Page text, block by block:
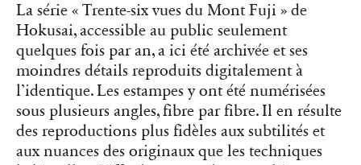
La série « Trente-six vues du Mont Fuji » de
Hokusai, accessible au public seulement
quelques fois par an, a ici été archivée et ses
moindres détails reproduits digitalement à
l’identique. Les estampes y ont été numérisées
sous plusieurs angles, fibre par fibre. Il en résulte
des reproductions plus fidèles aux subtilités et
aux nuances des originaux que les techniques